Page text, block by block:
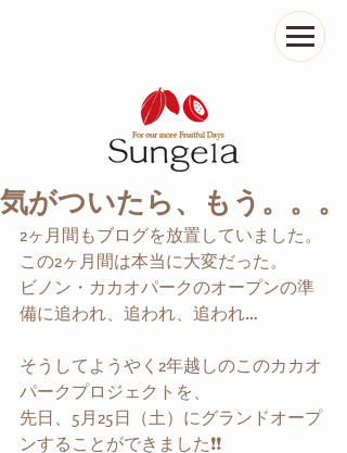
気がついたら、もう。。。
2ヶ月間もブログを放置していました。
この2ヶ月間は本当に大変だった。
ビノン・カカオパークのオープンの準
備に追われ、追われ、追われ…
そうしてようやく2年越しのこのカカオ
パークプロジェクトを、
先日、5月25日（土）にグランドオープ
ンすることができました❗❗